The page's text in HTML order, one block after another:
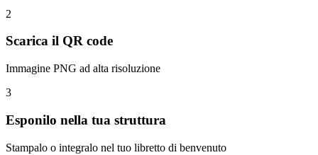
2
Scarica il QR code
Immagine PNG ad alta risoluzione
3
Esponilo nella tua struttura
Stampalo o integralo nel tuo libretto di benvenuto